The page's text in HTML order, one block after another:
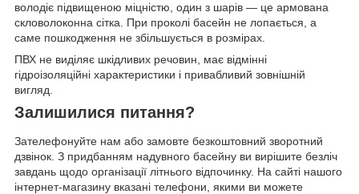
володіє підвищеною міцністю, один з шарів — це армована
скловолоконна сітка. При проколі басейн не лопається, а
саме пошкодження не збільшується в розмірах.
ПВХ не виділяє шкідливих речовин, має відмінні
гідроізоляційні характеристики і привабливий зовнішній
вигляд.
Залишилися питання?
Зателефонуйте нам або замовте безкоштовний зворотний
дзвінок. З придбанням надувного басейну ви вирішите безліч
завдань щодо організації літнього відпочинку. На сайті нашого
інтернет-магазину вказані телефони, якими ви можете